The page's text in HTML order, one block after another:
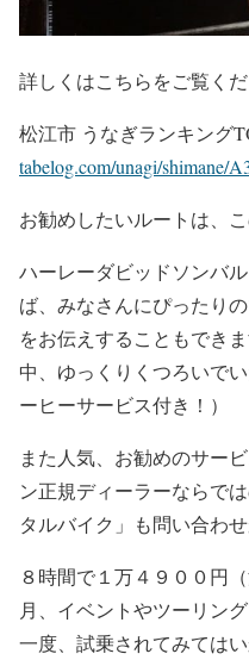
詳しくはこちらをご覧くだ
松江市 うなぎランキング
tabelog.com/unagi/shimane/
お勧めしたいルートは、
ハーレーダビッドソンバ
ば、みなさんにぴったり
をお伝えすることもでき
中、ゆっくりくつろいで
ーヒーサービス付き！）
また人気、お勧めのサー
ン正規ディーラーならで
タルバイク」も問い合わせ
８時間で１万４９００円
月、イベントやツーリン
一度、試乗されてみては